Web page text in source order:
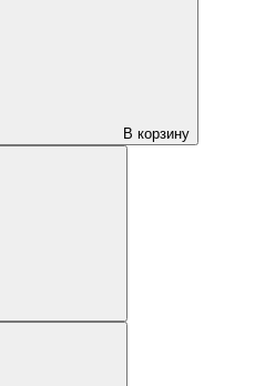
В корзину